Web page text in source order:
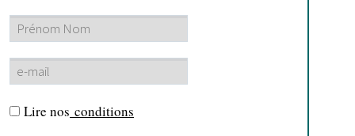
Lire nos conditions